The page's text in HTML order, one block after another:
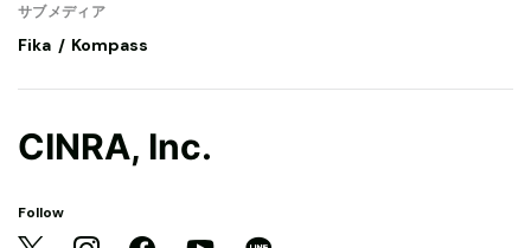
サブメディア
Fika Kompass
CINRA, Inc.
Follow